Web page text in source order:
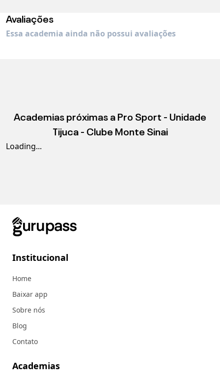
Avaliações
Essa academia ainda não possui avaliações
Academias próximas a Pro Sport - Unidade
Tijuca - Clube Monte Sinai
Loading...
Institucional
Home
Baixar app
Sobre nós
Blog
Contato
Academias